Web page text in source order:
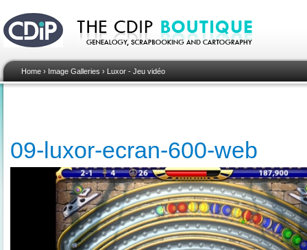
Home › Image Galleries › Luxor - Jeu vidéo
09-luxor-ecran-600-web